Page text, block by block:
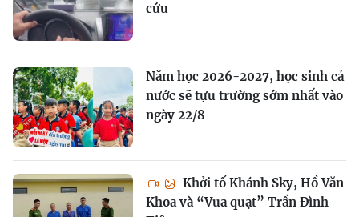
cứu
Năm học 2026-2027, học sinh cả
nước sẽ tựu trường sớm nhất vào
ngày 22/8
Khởi tố Khánh Sky, Hồ Văn
Khoa và “Vua quạt” Trần Đình